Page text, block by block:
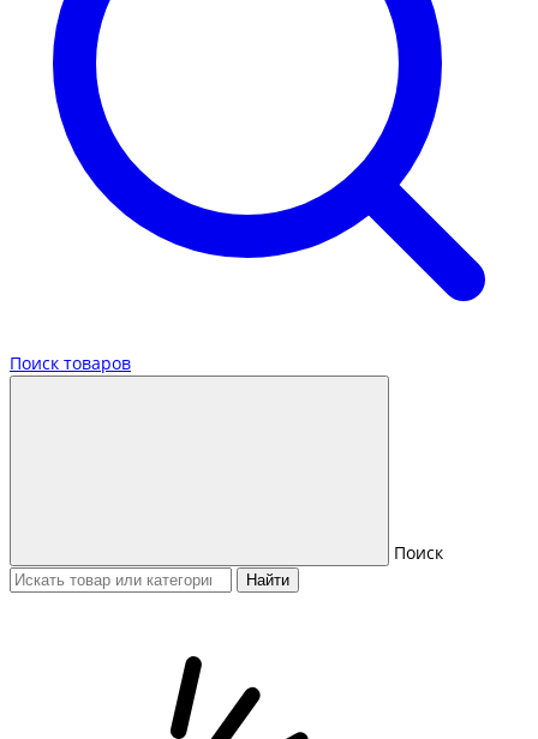
Поиск товаров
Поиск
Найти